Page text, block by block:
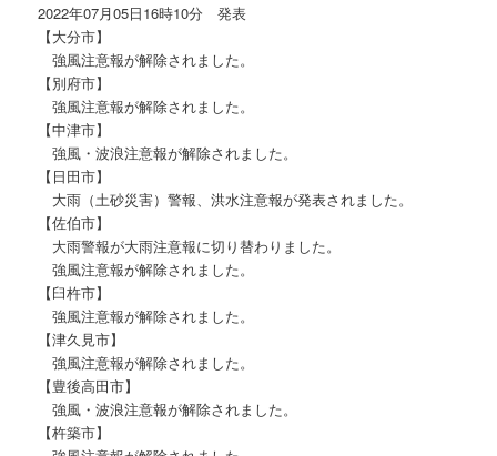
2022年07月05日16時10分 発表
【大分市】
強風注意報が解除されました。
【別府市】
強風注意報が解除されました。
【中津市】
強風・波浪注意報が解除されました。
【日田市】
大雨（土砂災害）警報、洪水注意報が発表されました。
【佐伯市】
大雨警報が大雨注意報に切り替わりました。
強風注意報が解除されました。
【臼杵市】
強風注意報が解除されました。
【津久見市】
強風注意報が解除されました。
【豊後高田市】
強風・波浪注意報が解除されました。
【杵築市】